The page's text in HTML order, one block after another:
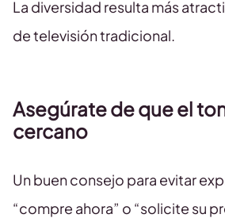
La diversidad resulta más
de televisión tradicional.
Asegúrate de que el
cercano
Un buen consejo para evitar
“compre ahora” o “solicite su